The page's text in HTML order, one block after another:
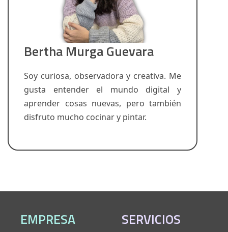
Bertha Murga Guevara
Soy curiosa, observadora y creativa. Me
gusta entender el mundo digital y
aprender cosas nuevas, pero también
disfruto mucho cocinar y pintar.
EMPRESA SERVICIOS